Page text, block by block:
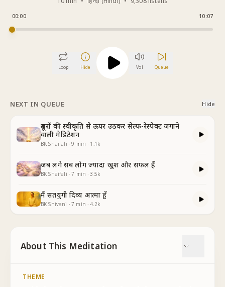
00:00 10:07
Loop Hide Vol Queue
NEXT IN QUEUE Hide
दूसरों की स्वीकृति से ऊपर उठकर सेल्फ-रेस्पेक्ट जगाने
वाली मेडिटेशन
BK Shaifali ·9 min · 1.1k
जब लगे सब लोग ज्यादा खुश और सफल हैं
BK Shaifali ·7 min ·3.5k
मैं सतयुगी दिव्य आत्मा हूँ
BK Shivani ·7 min ·4.2k
About This Meditation
THEME